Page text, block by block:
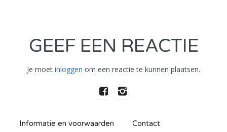
GEEF EEN REACTIE
Je moet inloggen om een reactie te kunnen plaatsen.
Informatie en voorwaarden Contact